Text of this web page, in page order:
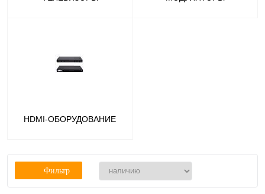
НDMI-ОБОРУДОВАНИЕ
Фильтр